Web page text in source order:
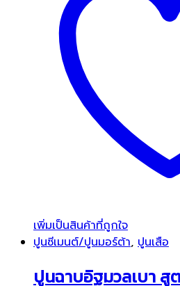
เพิ่มเป็นสินค้าที่ถูกใจ
ปูนซีเมนต์/ปูนมอร์ต้า, ปูนเสือ
ปูนฉาบอิฐมวลเบา สู